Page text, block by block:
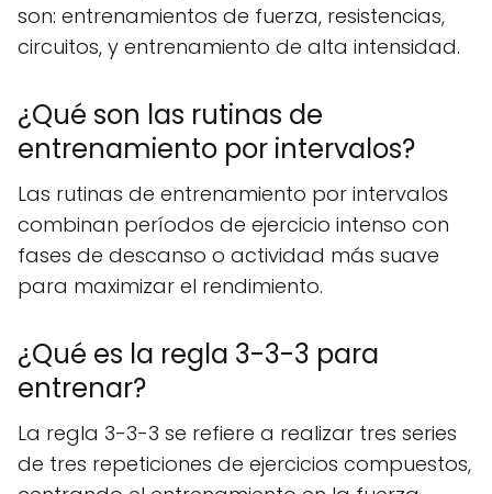
son: entrenamientos de fuerza, resistencias,
circuitos, y entrenamiento de alta intensidad.
¿Qué son las rutinas de
entrenamiento por intervalos?
Las rutinas de entrenamiento por intervalos
combinan períodos de ejercicio intenso con
fases de descanso o actividad más suave
para maximizar el rendimiento.
¿Qué es la regla 3-3-3 para
entrenar?
La regla 3-3-3 se refiere a realizar tres series
de tres repeticiones de ejercicios compuestos,